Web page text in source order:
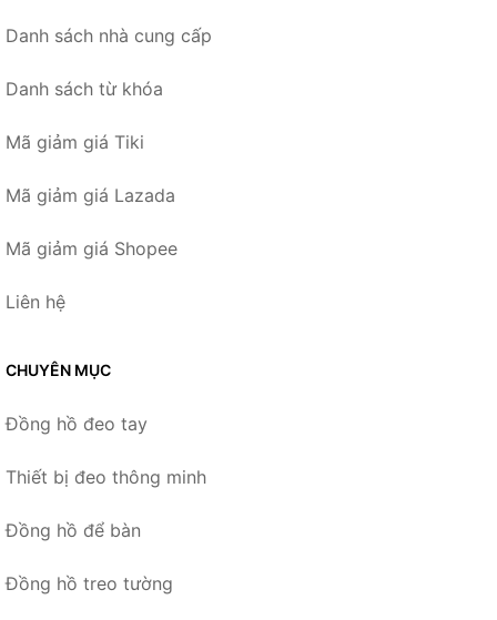
Danh sách nhà cung cấp
Danh sách từ khóa
Mã giảm giá Tiki
Mã giảm giá Lazada
Mã giảm giá Shopee
Liên hệ
CHUYÊN MỤC
Đồng hồ đeo tay
Thiết bị đeo thông minh
Đồng hồ để bàn
Đồng hồ treo tường